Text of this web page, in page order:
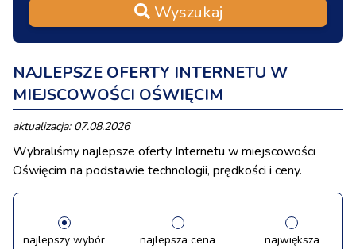
Wyszukaj
NAJLEPSZE OFERTY INTERNETU W
MIEJSCOWOŚCI OŚWIĘCIM
aktualizacja: 07.08.2026
Wybraliśmy najlepsze oferty Internetu w miejscowości
Oświęcim na podstawie technologii, prędkości i ceny.
najlepszy wybór najlepsza cena
największa